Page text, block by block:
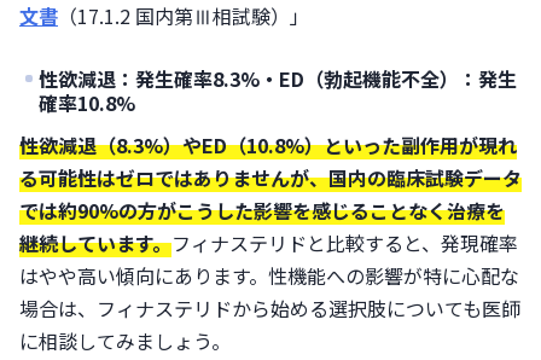
文書 （17.1.2 国内第Ⅲ相試験）」
性欲減退：発生確率8.3%・ED（勃起機能不全）：発生
確率10.8%
性欲減退（8.3%）やED（10.8%）といった副作用が現れ
る可能性はゼロではありませんが、国内の臨床試験データ
では約90%の方がこうした影響を感じることなく治療を
継続しています。フィナステリドと比較すると、発現確率
はやや高い傾向にあります。性機能への影響が特に心配な
場合は、フィナステリドから始める選択肢についても医師
に相談してみましょう。